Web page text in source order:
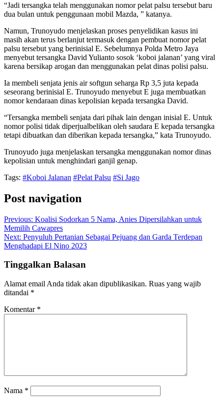
“Jadi tersangka telah menggunakan nomor pelat palsu tersebut baru
dua bulan untuk penggunaan mobil Mazda, ” katanya.
Namun, Trunoyudo menjelaskan proses penyelidikan kasus ini
masih akan terus berlanjut termasuk dengan pembuat nomor pelat
palsu tersebut yang berinisial E. Sebelumnya Polda Metro Jaya
menyebut tersangka David Yulianto sosok ‘koboi jalanan’ yang viral
karena bersikap arogan dan menggunakan pelat dinas polisi palsu.
Ia membeli senjata jenis air softgun seharga Rp 3,5 juta kepada
seseorang berinisial E. Trunoyudo menyebut E juga membuatkan
nomor kendaraan dinas kepolisian kepada tersangka David.
“Tersangka membeli senjata dari pihak lain dengan inisial E. Untuk
nomor polisi tidak diperjualbelikan oleh saudara E kepada tersangka
tetapi dibuatkan dan diberikan kepada tersangka,” kata Trunoyudo.
Trunoyudo juga menjelaskan tersangka menggunakan nomor dinas
kepolisian untuk menghindari ganjil genap.
Tags: #Koboi Jalanan #Pelat Palsu #Si Jago
Post navigation
Previous: Koalisi Sodorkan 5 Nama, Anies Dipersilahkan untuk
Memilih Cawapres
Next: Penyuluh Pertanian Sebagai Pejuang dan Garda Terdepan
Menghadapi El Nino 2023
Tinggalkan Balasan
Alamat email Anda tidak akan dipublikasikan. Ruas yang wajib
ditandai *
Komentar *
Nama *